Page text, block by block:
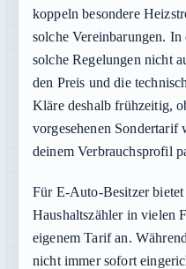
koppeln besondere
solche Vereinbarungen.
solche Regelungen nicht
den Preis und die
Kläre deshalb frühzeitig,
vorgesehenen Sondertarif
deinem Verbrauchsprofil
Für E-Auto-Besitzer bietet
Haushaltszähler in vielen
eigenem Tarif an.
nicht immer sofort